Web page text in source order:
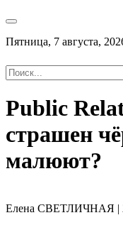
Пятница, 7 августа,
Public
страшен
малюют?
Елена СВЕТЛИЧНАЯ |